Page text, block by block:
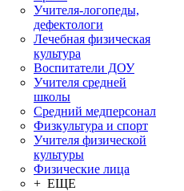
Учителя-логопеды,
дефектологи
Лечебная физическая
культура
Воспитатели ДОУ
Учителя средней
школы
Средний медперсонал
Физкультура и спорт
Учителя физической
культуры
Физические лица
+ ЕЩЕ